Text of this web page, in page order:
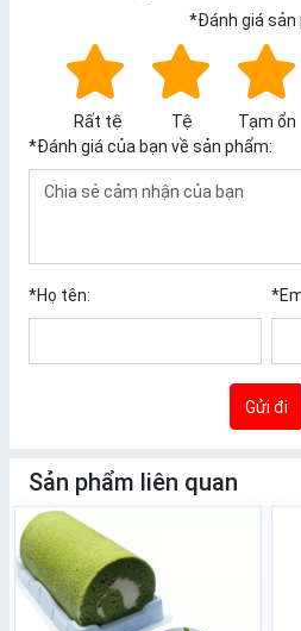
*Đánh giá sản
Rất tệ Tệ Tạm ổn
*Đánh giá của bạn về sản phẩm:
*Họ tên: *
Gửi đi
Sản phẩm liên quan